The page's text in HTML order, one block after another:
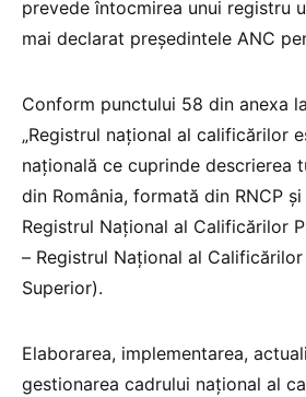
prevede întocmirea unui registru
mai declarat președintele ANC
Conform punctului 58 din anexa
„Registrul național al calificărilor
națională ce cuprinde descrierea
din România, formată din RNCP și
Registrul Național al Calificărilor
– Registrul Național al
Superior).
Elaborarea, implementarea,
gestionarea cadrului național al